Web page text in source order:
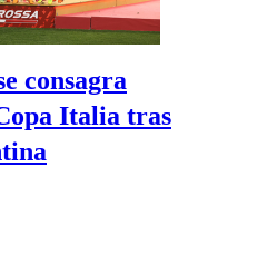
consagra
Italia tras